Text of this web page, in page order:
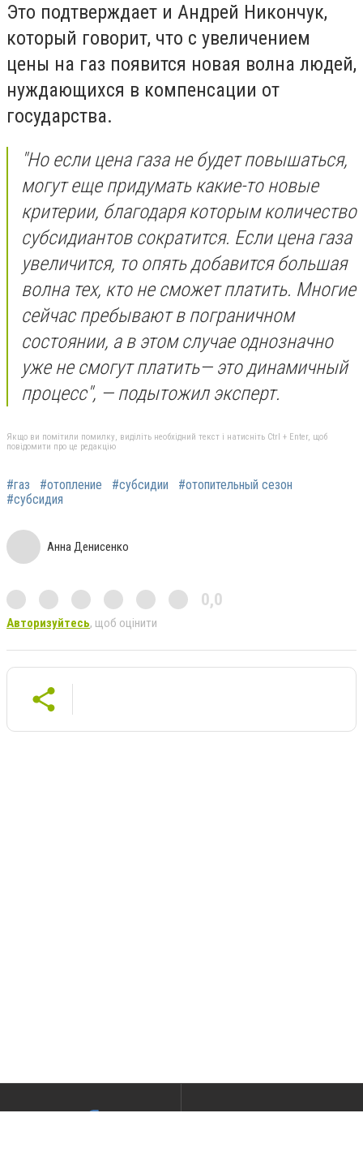
Это подтверждает и Андрей Никончук,
который говорит, что с увеличением
цены на газ появится новая волна людей,
нуждающихся в компенсации от
государства.
"Но если цена газа не будет повышаться,
могут еще придумать какие-то новые
критерии, благодаря которым количество
субсидиантов сократится. Если цена газа
увеличится, то опять добавится большая
волна тех, кто не сможет платить. Многие
сейчас пребывают в пограничном
состоянии, а в этом случае однозначно
уже не смогут платить— это динамичный
процесс", — подытожил эксперт.
Якщо ви помітили помилку, виділіть необхідний текст і натисніть Ctrl + Enter, щоб
повідомити про це редакцію
#газ #отопление #субсидии
#отопительный сезон
#субсидия
Анна Денисенко
0,0
Авторизуйтесь, щоб оцінити